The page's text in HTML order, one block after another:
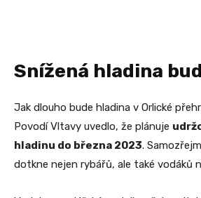
Snížená hladina
Jak dlouho bude hladina v Orlické
Povodí Vltavy uvedlo, že plánuje
hladinu do března 2023.
dotkne nejen rybářů, ale také vodáků